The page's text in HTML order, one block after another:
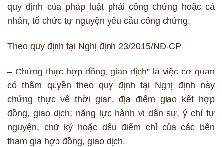
quy định của pháp luật phải công chứng hoặc cá
nhân, tổ chức tự nguyện yêu cầu công chứng.
Theo quy định tại Nghị định 23/2015/NĐ-CP
– Chứng thực hợp đồng, giao dịch” là việc cơ quan
có thẩm quyền theo quy định tại Nghị định này
chứng thực về thời gian, địa điểm giao kết hợp
đồng, giao dịch; năng lực hành vi dân sự, ý chí tự
nguyện, chữ ký hoặc dấu điểm chỉ của các bên
tham gia hợp đồng, giao dịch.